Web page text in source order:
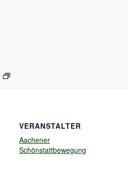
VERANSTALTER
Aachener
Schönstattbewegung